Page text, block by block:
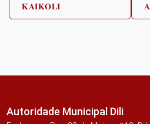
𝐊𝐀𝐈𝐊𝐎𝐋𝐈
Autoridade Municipal Dili